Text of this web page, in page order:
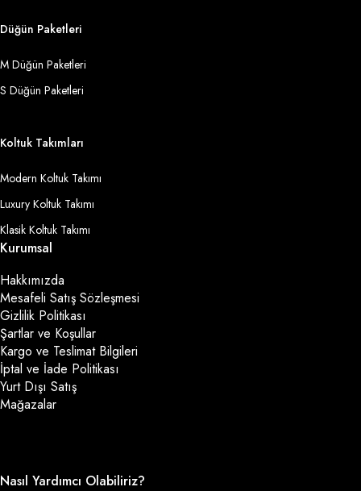
Düğün Paketleri
M Düğün Paketleri
S Düğün Paketleri
Koltuk Takımları
Modern Koltuk Takımı
Luxury Koltuk Takımı
Klasik Koltuk Takımı
Kurumsal
Hakkımızda
Mesafeli Satış Sözleşmesi
Gizlilik Politikası
Şartlar ve Koşullar
Kargo ve Teslimat Bilgileri
İptal ve İade Politikası
Yurt Dışı Satış
Mağazalar
Nasıl Yardımcı Olabiliriz?